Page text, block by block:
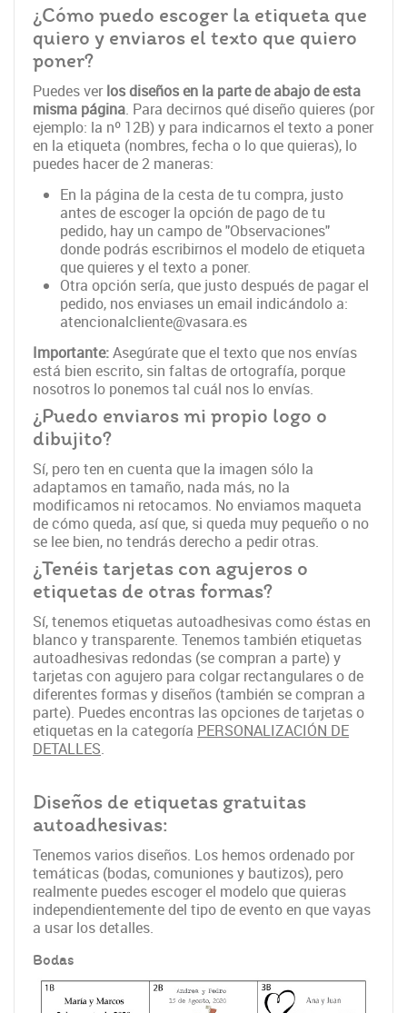
¿Cómo puedo escoger la etiqueta que
quiero y enviaros el texto que quiero
poner?
Puedes verlos diseños en la parte de abajo de esta
misma página. Para decirnos qué diseño quieres (por
ejemplo: la nº 12B) y para indicarnos el texto a poner
en la etiqueta (nombres, fecha o lo que quieras), lo
puedes hacer de 2 maneras:
En la página de la cesta de tu compra, justo
antes de escoger la opción de pago de tu
pedido, hay un campo de "Observaciones"
donde podrás escribirnos el modelo de etiqueta
que quieres y el texto a poner.
Otra opción sería, que justo después de pagar el
pedido, nos enviases un email indicándolo a:
atencionalcliente@vasara.es
Importante:Asegúrate que el texto que nos envías
está bien escrito, sin faltas de ortografía, porque
nosotros lo ponemos tal cuál nos lo envías.
¿Puedo enviaros mi propio logo o
dibujito?
Sí, pero ten en cuenta que la imagen sólo la
adaptamos en tamaño, nada más, no la
modificamos ni retocamos. No enviamos maqueta
de cómo queda, así que, si queda muy pequeño o no
se lee bien, no tendrás derecho a pedir otras.
¿Tenéis tarjetas con agujeros o
etiquetas de otras formas?
Sí, tenemos etiquetas autoadhesivas como éstas en
blanco y transparente. Tenemos también etiquetas
autoadhesivas redondas (se compran a parte) y
tarjetas con agujero para colgar rectangulares o de
diferentes formas y diseños (también se compran a
parte). Puedes encontras las opciones de tarjetas o
etiquetas en la categoría PERSONALIZACIÓN DE
DETALLES.
Diseños de etiquetas gratuitas
autoadhesivas:
Tenemos varios diseños. Los hemos ordenado por
temáticas (bodas, comuniones y bautizos), pero
realmente puedes escoger el modelo que quieras
independientemente del tipo de evento en que vayas
a usar los detalles.
Bodas